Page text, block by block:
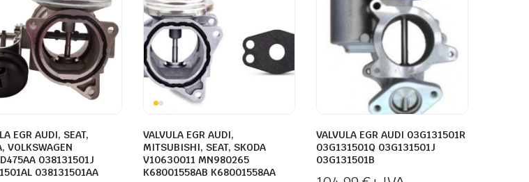
EGR AUDI, SEAT,
VOLKSWAGEN
038131501J
038131501AA
VALVULA EGR AUDI,
MITSUBISHI, SEAT, SKODA
V10630011 MN980265
K68001558AB K68001558AA
VALVULA EGR AUDI 03G131501R
03G131501Q 03G131501J
03G131501B